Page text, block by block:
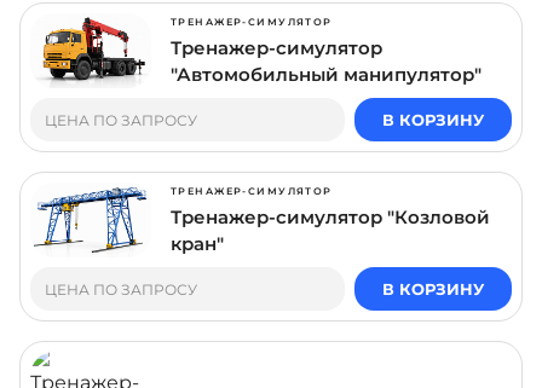
ТРЕНАЖЕР-СИМУЛЯТОР
Тренажер-симулятор
"Автомобильный манипулятор"
ЦЕНА ПО ЗАПРОСУ В КОРЗИНУ
ТРЕНАЖЕР-СИМУЛЯТОР
Тренажер-симулятор "Козловой
кран"
ЦЕНА ПО ЗАПРОСУ В КОРЗИНУ